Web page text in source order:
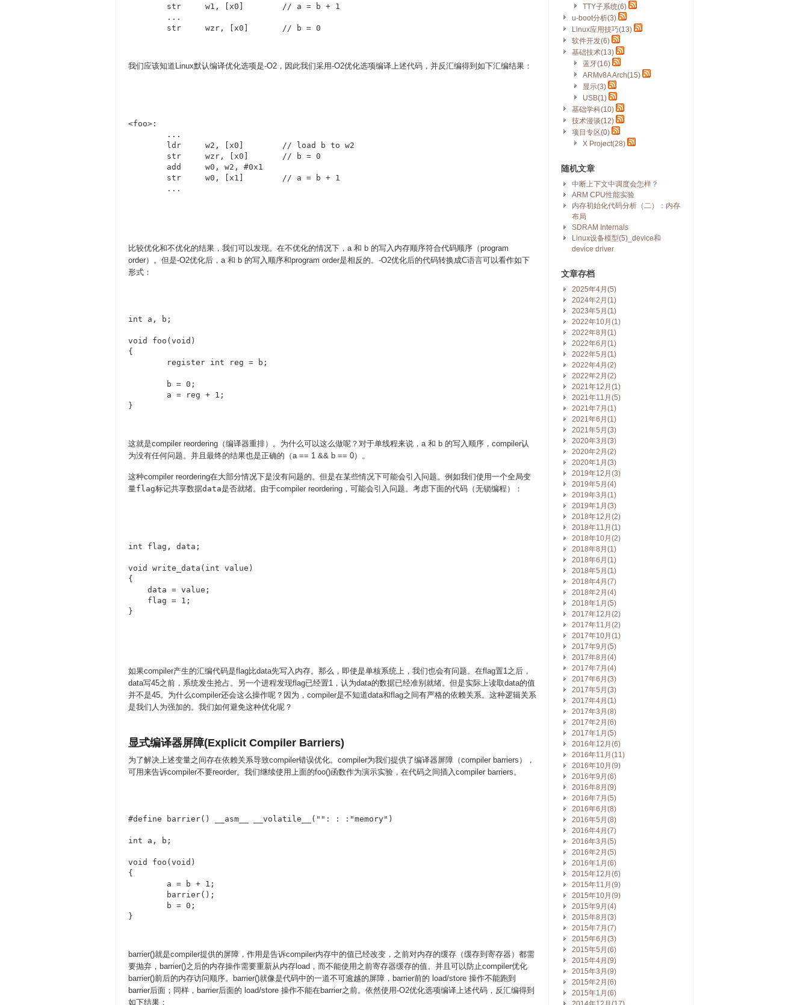
	str	wzr, [x0]	// b = 0
我们应该知道Linux默认编译优化选项是-O2，因此我们采用-O2优化选项编译上述代码，并反汇编得到如下汇编结果：
<foo>:
	...
比较优化和不优化的结果，我们可以发现。在不优化的情况下，a 和 b 的写入内存顺序符合代码顺序（program
order）。但是-O2优化后，a 和 b 的写入顺序和program order是相反的。-O2优化后的代码转换成C语言可以看作如下
形式：
int a, b;
void foo(void)
{
}
这就是compiler reordering（编译器重排）。为什么可以这么做呢？对于单线程来说，a 和 b 的写入顺序，compiler认
为没有任何问题。并且最终的结果也是正确的（a == 1 && b == 0）。
这种compiler reordering在大部分情况下是没有问题的。但是在某些情况下可能会引入问题。例如我们使用一个全局变
量flag标记共享数据data是否就绪。由于compiler reordering，可能会引入问题。考虑下面的代码（无锁编程）：
int flag, data;
void write_data(int value)
{
    data = value;
    flag = 1;
}
如果compiler产生的汇编代码是flag比data先写入内存。那么，即使是单核系统上，我们也会有问题。在flag置1之后，
data写45之前，系统发生抢占。另一个进程发现flag已经置1，认为data的数据已经准别就绪。但是实际上读取data的值
并不是45。为什么compiler还会这么操作呢？因为，compiler是不知道data和flag之间有严格的依赖关系。这种逻辑关系
是我们人为强加的。我们如何避免这种优化呢？
显式编译器屏障(Explicit Compiler Barriers)
为了解决上述变量之间存在依赖关系导致compiler错误优化。compiler为我们提供了编译器屏障（compiler barriers），
可用来告诉compiler不要reorder。我们继续使用上面的foo()函数作为演示实验，在代码之间插入compiler barriers。
#define barrier() __asm__ __volatile__("": : :"memory")
int a, b;
void foo(void)
{
}
barrier()就是compiler提供的屏障，作用是告诉compiler内存中的值已经改变，之前对内存的缓存（缓存到寄存器）都需
要抛弃，barrier()之后的内存操作需要重新从内存load，而不能使用之前寄存器缓存的值。并且可以防止compiler优化
barrier()前后的内存访问顺序。barrier()就像是代码中的一道不可逾越的屏障，barrier前的 load/store 操作不能跑到
barrier后面；同样，barrier后面的 load/store 操作不能在barrier之前。依然使用-O2优化选项编译上述代码，反汇编得到
如下结果：
TTY子系统(6)
u-boot分析(3)
Linux应用技巧(13)
软件开发(6)
基础技术(13)
蓝牙(16)
ARMv8A Arch(15)
显示(3)
USB(1)
基础学科(10)
技术漫谈(12)
项目专区(0)
X Project(28)
随机文章
中断上下文中调度会怎样？
ARM CPU性能实验
内存初始化代码分析（二）：内存
布局
SDRAM Internals
Linux设备模型(5)_device和
device driver
文章存档
2025年4月(5)
2024年2月(1)
2023年5月(1)
2022年10月(1)
2022年8月(1)
2022年6月(1)
2022年5月(1)
2022年4月(2)
2022年2月(2)
2021年12月(1)
2021年11月(5)
2021年7月(1)
2021年6月(1)
2021年5月(3)
2020年3月(3)
2020年2月(2)
2020年1月(3)
2019年12月(3)
2019年5月(4)
2019年3月(1)
2019年1月(3)
2018年12月(2)
2018年11月(1)
2018年10月(2)
2018年8月(1)
2018年6月(1)
2018年5月(1)
2018年4月(7)
2018年2月(4)
2018年1月(5)
2017年12月(2)
2017年11月(2)
2017年10月(1)
2017年9月(5)
2017年8月(4)
2017年7月(4)
2017年6月(3)
2017年5月(3)
2017年4月(1)
2017年3月(8)
2017年2月(6)
2017年1月(5)
2016年12月(6)
2016年11月(11)
2016年10月(9)
2016年9月(6)
2016年8月(9)
2016年7月(5)
2016年6月(8)
2016年5月(8)
2016年4月(7)
2016年3月(5)
2016年2月(5)
2016年1月(6)
2015年12月(6)
2015年11月(9)
2015年10月(9)
2015年9月(4)
2015年8月(3)
2015年7月(7)
2015年6月(3)
2015年5月(6)
2015年4月(9)
2015年3月(9)
2015年2月(6)
2015年1月(6)